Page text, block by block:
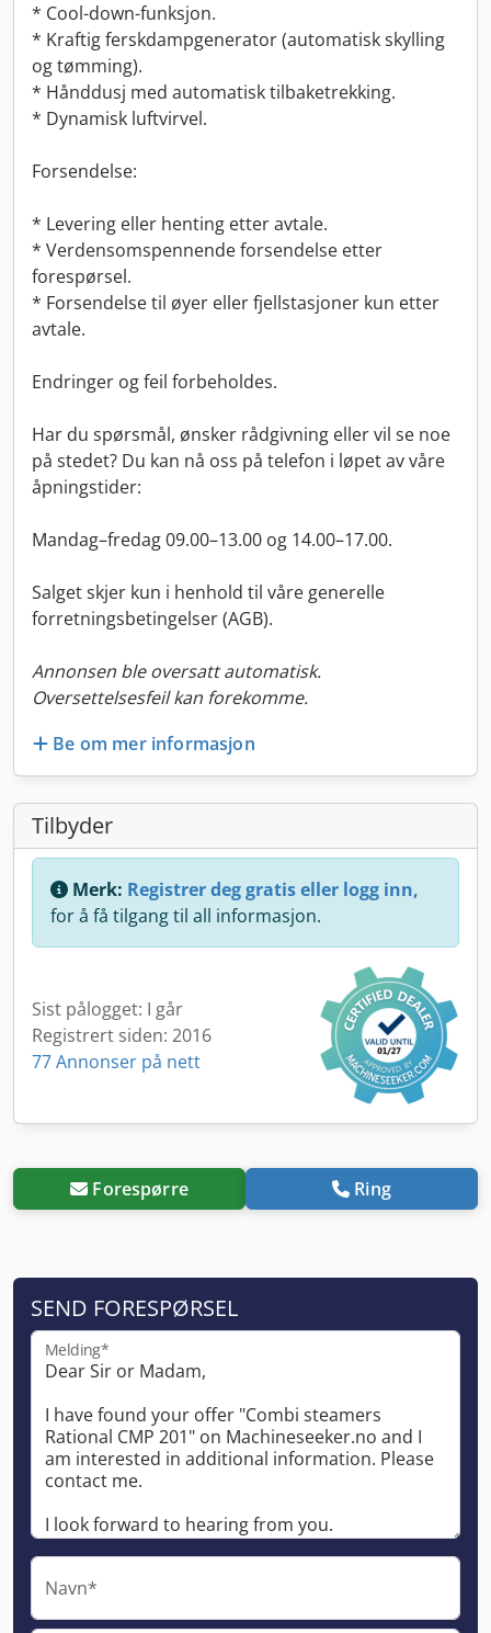
* Cool-down-funksjon.
* Kraftig ferskdampgenerator (automatisk skylling
og tømming).
* Hånddusj med automatisk tilbaketrekking.
* Dynamisk luftvirvel.
Forsendelse:
* Levering eller henting etter avtale.
* Verdensomspennende forsendelse etter
forespørsel.
* Forsendelse til øyer eller fjellstasjoner kun etter
avtale.
Endringer og feil forbeholdes.
Har du spørsmål, ønsker rådgivning eller vil se noe
på stedet? Du kan nå oss på telefon i løpet av våre
åpningstider:
Mandag–fredag ​​09.00–13.00 og 14.00–17.00.
Salget skjer kun i henhold til våre generelle
forretningsbetingelser (AGB).
Annonsen ble oversatt automatisk.
Oversettelsesfeil kan forekomme.
Be om mer informasjon
Tilbyder
Merk: Registrer deg gratis eller logg inn,
for å få tilgang til all informasjon.
Sist pålogget: I går
Registrert siden: 2016
77 Annonser på nett
Forespørre Ring
SEND FORESPØRSEL
Melding*
Navn*